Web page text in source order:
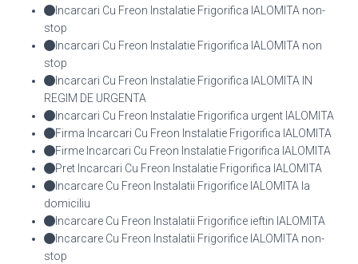
Incarcari Cu Freon Instalatie Frigorifica IALOMITA non-
stop
Incarcari Cu Freon Instalatie Frigorifica IALOMITA non
stop
Incarcari Cu Freon Instalatie Frigorifica IALOMITA IN
REGIM DE URGENTA
Incarcari Cu Freon Instalatie Frigorifica urgent IALOMITA
Firma Incarcari Cu Freon Instalatie Frigorifica IALOMITA
Firme Incarcari Cu Freon Instalatie Frigorifica IALOMITA
Pret Incarcari Cu Freon Instalatie Frigorifica IALOMITA
Incarcare Cu Freon Instalatii Frigorifice IALOMITA la
domiciliu
Incarcare Cu Freon Instalatii Frigorifice ieftin IALOMITA
Incarcare Cu Freon Instalatii Frigorifice IALOMITA non-
stop